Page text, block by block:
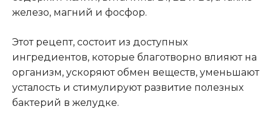
железо, магний и фосфор.
Этот рецепт, состоит из доступных
ингредиентов, которые благотворно влияют на
организм, ускоряют обмен веществ, уменьшают
усталость и стимулируют развитие полезных
бактерий в желудке.